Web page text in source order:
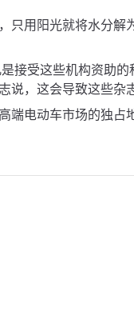
用阳光就将水分解
接受这些机构资助的
，这会导致这些杂
电动车市场的独占